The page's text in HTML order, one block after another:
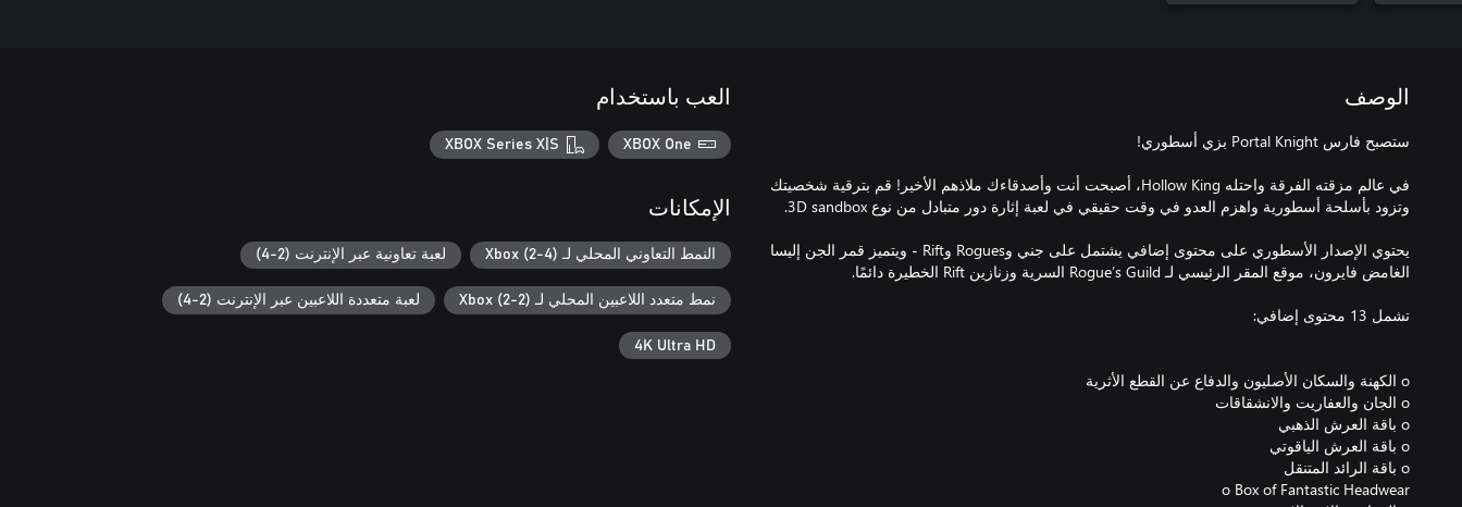
الوصف
في عالم مزقته الفرقة واحتله Hollow King، أصبحت أنت وأصدقاءك ملاذهم الأخير! قم بترقية شخصيتك
يحتوي الإصدار الأسطوري على محتوى إضافي يشتمل على جني وRogues وRift - ويتميز قمر الجن إليسا
العب باستخدام
XBOX One
XBOX Series X|S
الإمكانات
النمط التعاوني المحلي لـ Xbox (2-4) لعبة تعاونية عبر الإنترنت (2-4)
نمط متعدد اللاعبين المحلي لـ Xbox (2-2) لعبة متعددة اللاعبين عبر الإنترنت (2-4)
4K Ultra HD